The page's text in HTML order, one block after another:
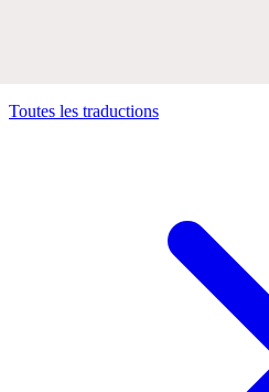
Toutes les traductions